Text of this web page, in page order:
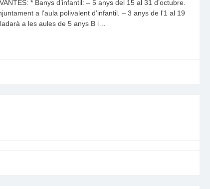
* Banys d’infantil: – 5 anys del 15 al 31 d’octubre.
a l’aula polivalent d’infantil. – 3 anys de l’1 al 19
a les aules de 5 anys B i…